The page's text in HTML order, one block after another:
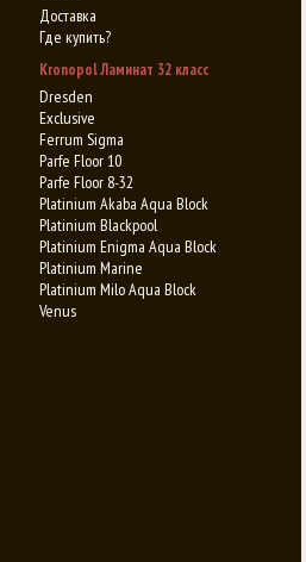
Доставка
Где купить?
Kronopol Ламинат 32 класс
Dresden
Exclusive
Ferrum Sigma
Parfe Floor 10
Parfe Floor 8-32
Platinium Akaba Aqua Block
Platinium Blackpool
Platinium Enigma Aqua Block
Platinium Marine
Platinium Milo Aqua Block
Venus